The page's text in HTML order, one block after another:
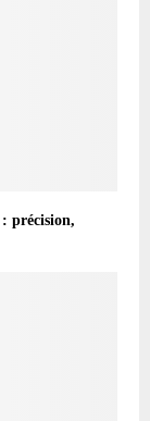
précision,